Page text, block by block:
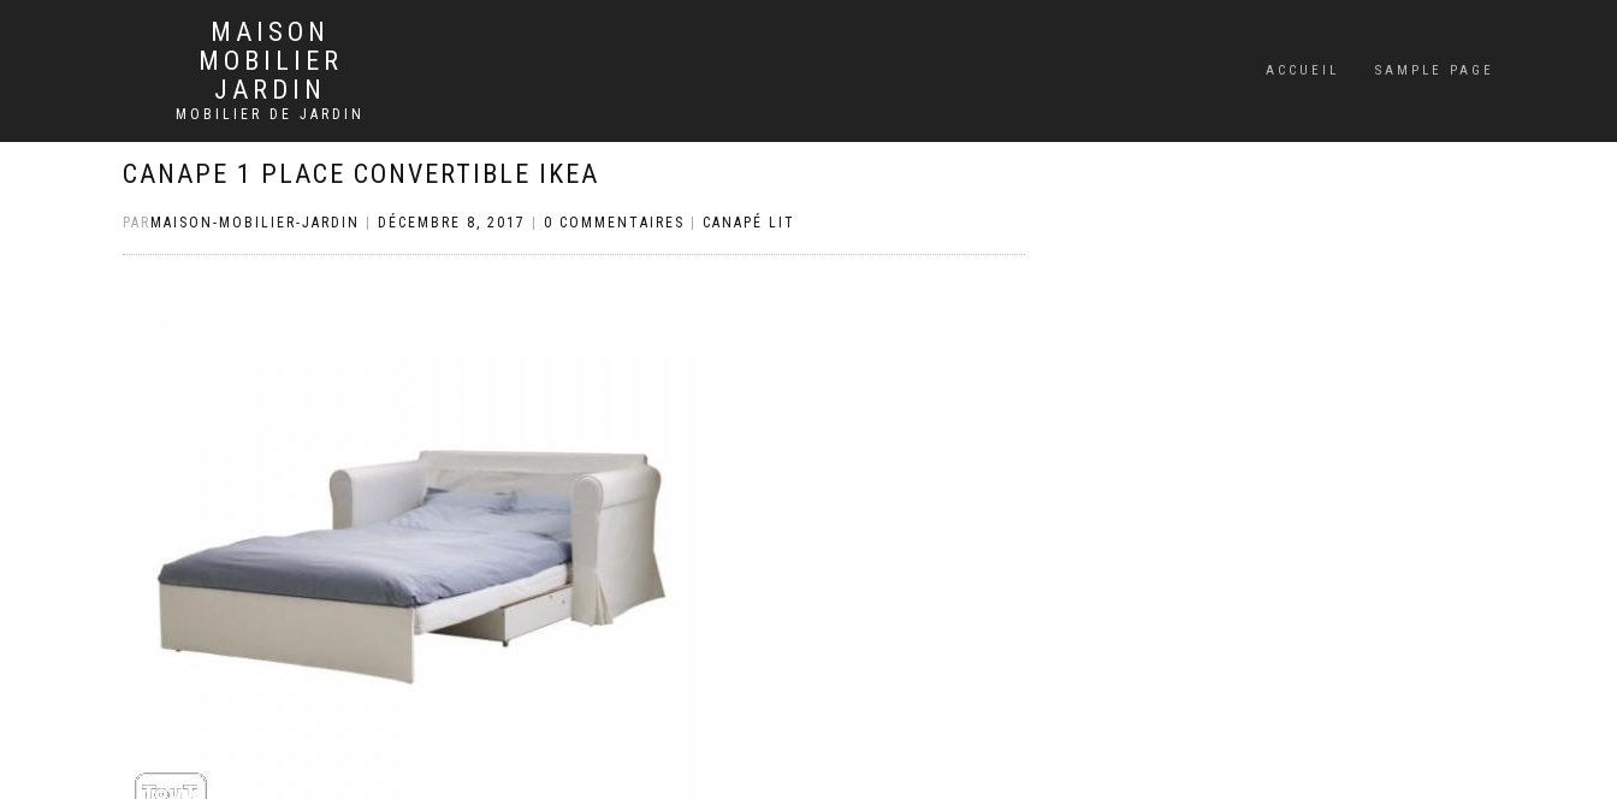
MAISON
MOBILIER
JARDIN
MOBILIER DE JARDIN
ACCUEIL SAMPLE PAGE
CANAPE 1 PLACE CONVERTIBLE IKEA
PAR MAISON-MOBILIER-JARDIN DÉCEMBRE 8, 2017 0 COMMENTAIRES CANAPÉ LIT